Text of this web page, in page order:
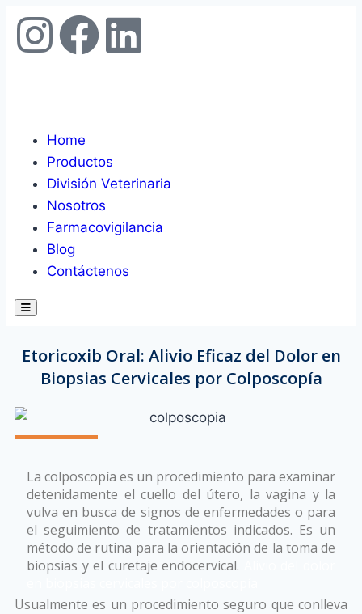
Home
Productos
División Veterinaria
Nosotros
Farmacovigilancia
Blog
Contáctenos
Hamburger Toggle Menu
Etoricoxib Oral: Alivio Eficaz del Dolor en
Biopsias Cervicales por Colposcopía
Alivio del dolor en biopsias
cervicales por colposcopía
La colposcopía es un procedimiento para examinar
detenidamente el cuello del útero, la vagina y la
vulva en busca de signos de enfermedades o para
el seguimiento de tratamientos indicados. Es un
método de rutina para la orientación de la toma de
biopsias y el curetaje endocervical.
Usualmente es un procedimiento seguro que conlleva